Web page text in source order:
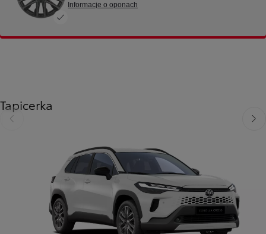
Informacje o oponach
Tapicerka
Poprzedni